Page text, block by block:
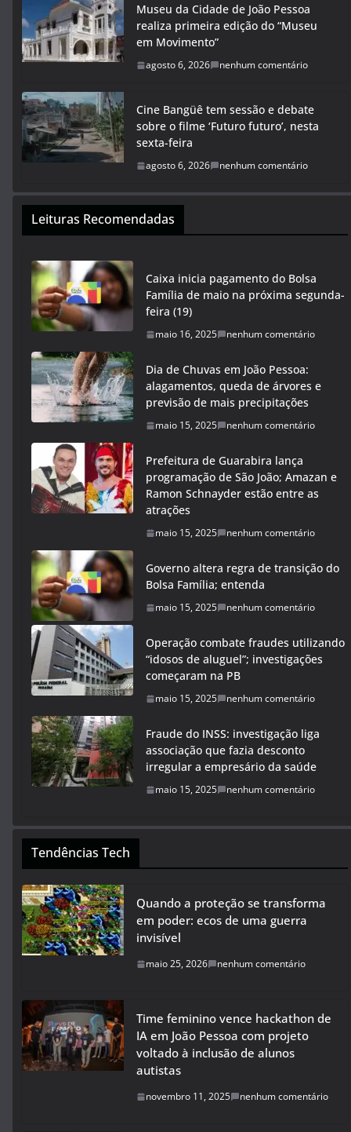
Museu da Cidade de João Pessoa
realiza primeira edição do “Museu
em Movimento”
agosto 6, 2026 nenhum comentário
Cine Bangüê tem sessão e debate
sobre o filme ‘Futuro futuro’, nesta
sexta-feira
agosto 6, 2026 nenhum comentário
Leituras Recomendadas
Caixa inicia pagamento do Bolsa
Família de maio na próxima segunda-
feira (19)
maio 16, 2025 nenhum comentário
Dia de Chuvas em João Pessoa:
alagamentos, queda de árvores e
previsão de mais precipitações
maio 15, 2025 nenhum comentário
Prefeitura de Guarabira lança
programação de São João; Amazan e
Ramon Schnayder estão entre as
atrações
maio 15, 2025 nenhum comentário
Governo altera regra de transição do
Bolsa Família; entenda
maio 15, 2025 nenhum comentário
Operação combate fraudes utilizando
“idosos de aluguel”; investigações
começaram na PB
maio 15, 2025 nenhum comentário
Fraude do INSS: investigação liga
associação que fazia desconto
irregular a empresário da saúde
maio 15, 2025 nenhum comentário
Tendências Tech
Quando a proteção se transforma
em poder: ecos de uma guerra
invisível
maio 25, 2026 nenhum comentário
Time feminino vence hackathon de
IA em João Pessoa com projeto
voltado à inclusão de alunos
autistas
novembro 11, 2025 nenhum comentário